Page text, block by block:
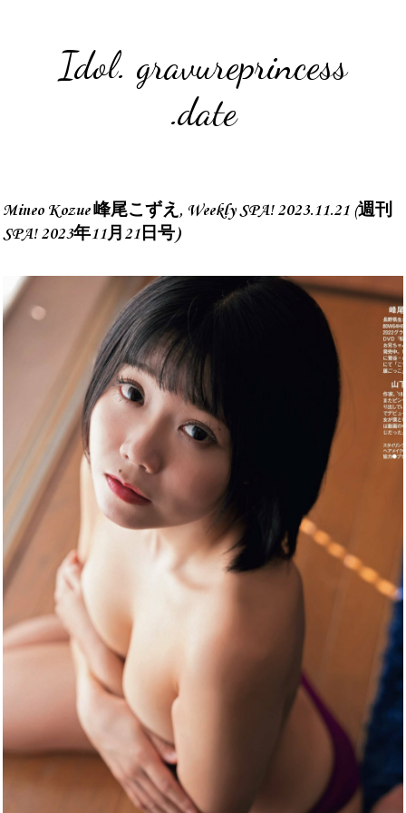
Idol. gravureprincess
.date
Mineo Kozue 峰尾こずえ, Weekly SPA! 2023.11.21 (週刊
SPA! 2023年11月21日号)